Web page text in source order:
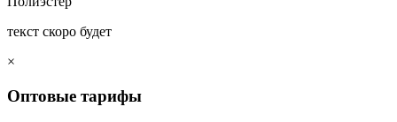
текст скоро будет
×
Оптовые тарифы